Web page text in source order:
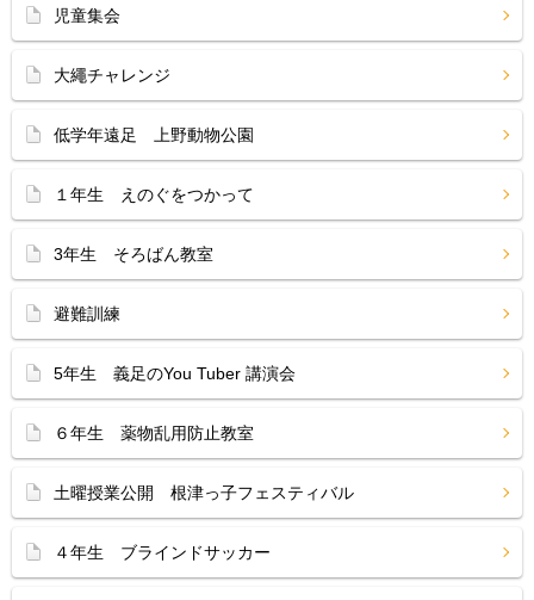
児童集会
大繩チャレンジ
低学年遠足 上野動物公園
１年生 えのぐをつかって
3年生 そろばん教室
避難訓練
5年生 義足のYou Tuber 講演会
６年生 薬物乱用防止教室
土曜授業公開 根津っ子フェスティバル
４年生 ブラインドサッカー